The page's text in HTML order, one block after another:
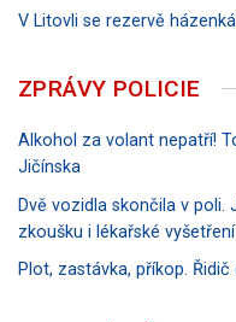
V Litovli se rezervě
ZPRÁVY POLICIE
Alkohol za volant nepatří!
Jičínska
Dvě vozidla skončila v
zkoušku i lékařské vyšetření
Plot, zastávka, příkop.